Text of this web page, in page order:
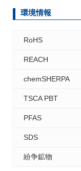
環境情報
RoHS
REACH
chemSHERPA
TSCA PBT
PFAS
SDS
紛争鉱物